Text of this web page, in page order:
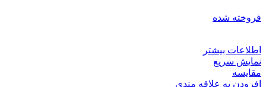
فروخته شده
اطلاعات بیشتر
نمایش سریع
مقايسه
افزودن به علاقه مندی